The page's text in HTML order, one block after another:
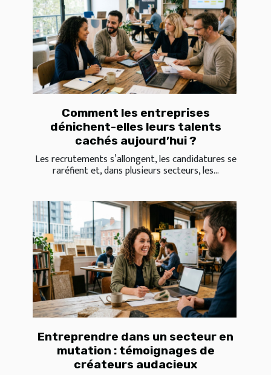
Comment les entreprises
dénichent-elles leurs talents
cachés aujourd’hui ?
Les recrutements s’allongent, les candidatures se
raréfient et, dans plusieurs secteurs, les...
Entreprendre dans un secteur en
mutation : témoignages de
créateurs audacieux